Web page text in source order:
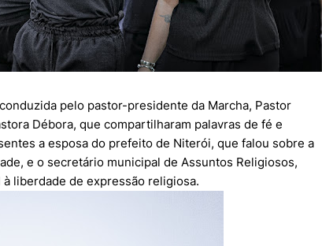
pelo pastor-presidente da Marcha, Pastor
Débora, que compartilharam palavras de fé e
a esposa do prefeito de Niterói, que falou sobre a
e o secretário municipal de Assuntos Religiosos,
liberdade de expressão religiosa.